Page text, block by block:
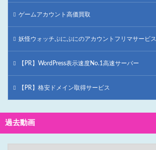
ゲームアカウント高価買取
妖怪ウォッチぷにぷにのアカウントフリマサービス
【PR】WordPress表示速度No.1高速サーバー
【PR】格安ドメイン取得サービス
過去動画